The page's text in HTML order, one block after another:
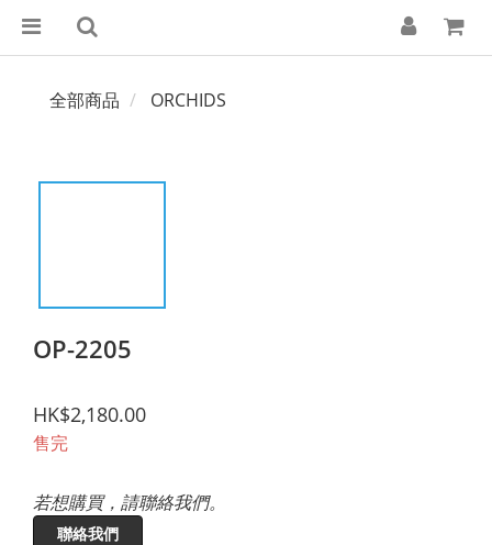
全部商品 ORCHIDS
OP-2205
HK$2,180.00
售完
若想購買，請聯絡我們。
聯絡我們